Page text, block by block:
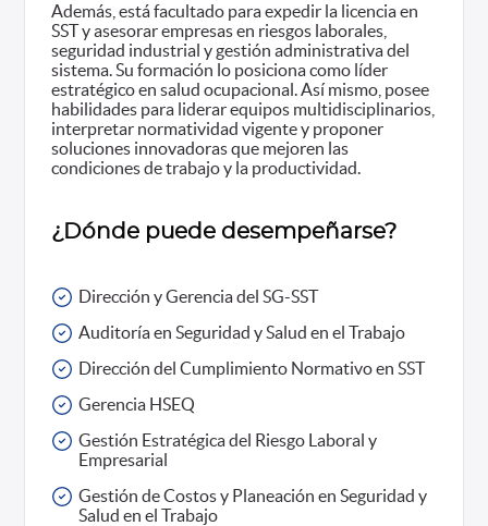
Además, está facultado para expedir la licencia en
SST y asesorar empresas en riesgos laborales,
seguridad industrial y gestión administrativa del
sistema. Su formación lo posiciona como líder
estratégico en salud ocupacional. Así mismo, posee
habilidades para liderar equipos multidisciplinarios,
interpretar normatividad vigente y proponer
soluciones innovadoras que mejoren las
condiciones de trabajo y la productividad.
¿Dónde puede desempeñarse?
Dirección y Gerencia del SG-SST
Auditoría en Seguridad y Salud en el Trabajo
Dirección del Cumplimiento Normativo en SST
Gerencia HSEQ
Gestión Estratégica del Riesgo Laboral y
Empresarial
Gestión de Costos y Planeación en Seguridad y
Salud en el Trabajo